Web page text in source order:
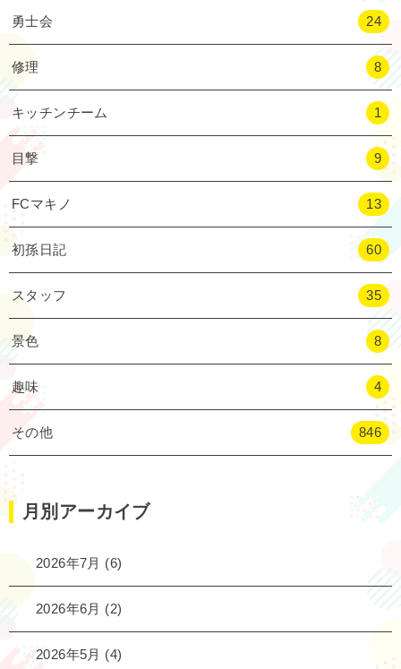
勇士会 24
修理 8
キッチンチーム 1
目撃 9
FCマキノ 13
初孫日記 60
スタッフ 35
景色 8
趣味 4
その他 846
月別アーカイブ
2026年7月 (6)
2026年6月 (2)
2026年5月 (4)